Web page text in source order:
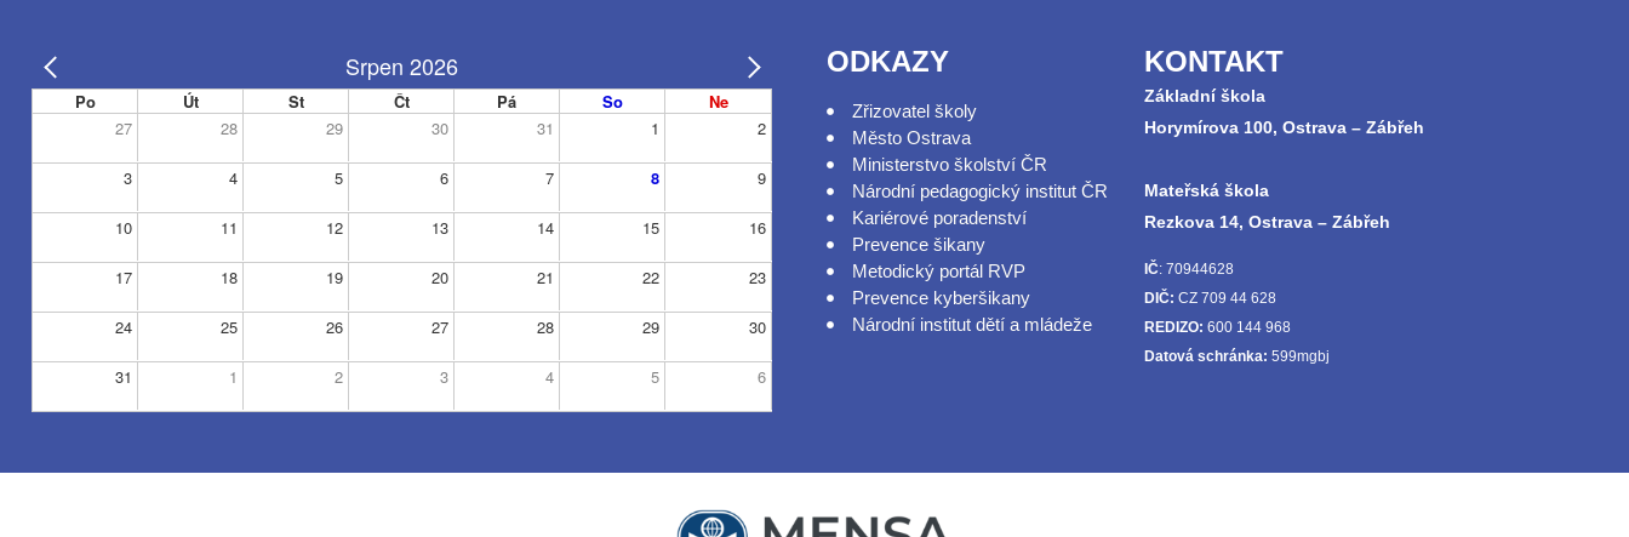
Srpen 2026
Po Út St Čt Pá So
Ne
27
28 29 30 31 1 2
3 4 5 6 7 8 9
10 11 12 13 14 15 16
17 18 19 20 21 22 23
24 25 26 27 28 29 30
31 1 2 3 4 5 6
ODKAZY
Zřizovatel školy
Město Ostrava
Ministerstvo školství ČR
Národní pedagogický institut ČR
Kariérové poradenství
Prevence šikany
Metodický portál RVP
Prevence kyberšikany
Národní institut dětí a mládeže
KONTAKT
Základní škola
Horymírova 100, Ostrava – Zábřeh
Mateřská škola
Rezkova 14, Ostrava – Zábřeh
IČ: 70944628
DIČ: CZ 709 44 628
REDIZO: 600 144 968
Datová schránka: 599mgbj